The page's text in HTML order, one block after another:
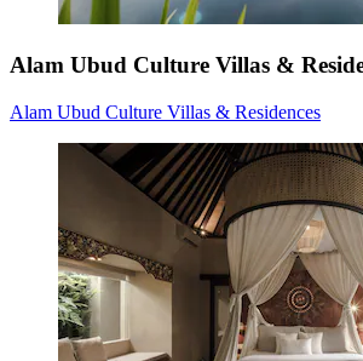
Alam Ubud Culture Villas &
Alam Ubud Culture Villas & Residences